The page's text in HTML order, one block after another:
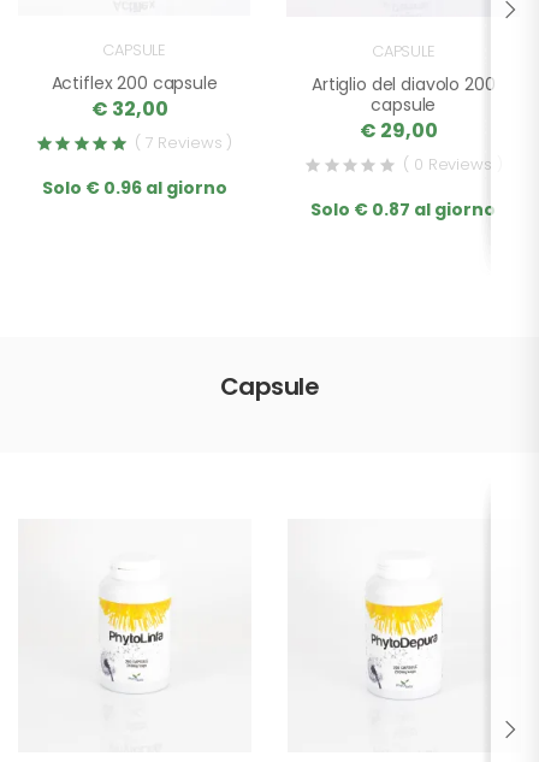
CAPSULE
Actiflex 200 capsule
€ 32,00
( 7 Reviews )
Solo € 0.96 al giorno
CAPSULE
Artiglio del diavolo 200
capsule
€ 29,00
( 0 Reviews )
Solo € 0.87 al giorno
Capsule